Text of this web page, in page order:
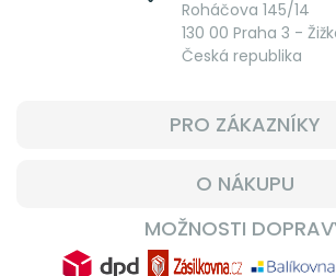
Roháčova 145/14
130 00 Praha 3 -
Česká republika
PRO ZÁKAZNÍKY
O NÁKUPU
MOŽNOSTI